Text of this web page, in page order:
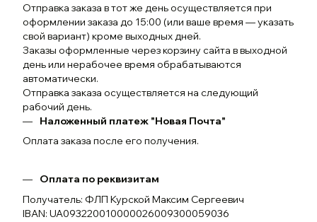
Отправка заказа в тот же день осуществляется при
оформлении заказа до 15:00 (или ваше время — указать
свой вариант) кроме выходных дней.
Заказы оформленные через корзину сайта в выходной
день или нерабочее время обрабатываются
автоматически.
Отправка заказа осуществляется на следующий
рабочий день.
Наложенный платеж "Новая Почта"
Оплата заказа после его получения.
Оплата по реквизитам
Получатель: ФЛП Курской Максим Сергеевич
IBAN: UA093220010000026009300059036